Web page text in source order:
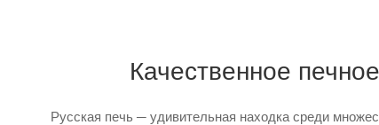
Качественное
Русская печь ─ удивительная находка среди